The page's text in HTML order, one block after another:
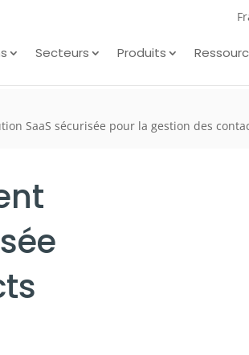
Secteurs Produits
SaaS sécurisée pour la gestion des